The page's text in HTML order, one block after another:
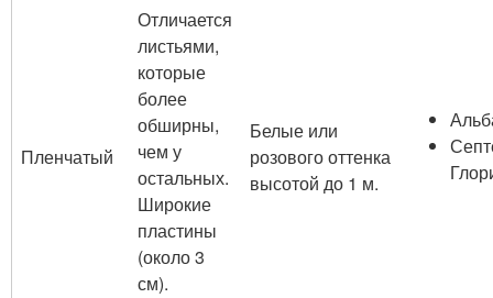
Пленчатый
Отличается
листьями,
которые
более
обширны,
чем у
остальных.
Широкие
пластины
(около 3
см).
Белые или
розового оттенка
высотой до 1 м.